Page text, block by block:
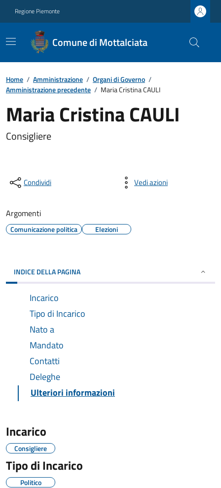
Regione Piemonte
Comune di Mottalciata
Home / Amministrazione / Organi di Governo /
Amministrazione precedente / Maria Cristina CAULI
Maria Cristina CAULI
Consigliere
Condividi Vedi azioni
Argomenti
Comunicazione politica Elezioni
INDICE DELLA PAGINA
Incarico
Tipo di Incarico
Nato a
Mandato
Contatti
Deleghe
Ulteriori informazioni
Incarico
Consigliere
Tipo di Incarico
Politico